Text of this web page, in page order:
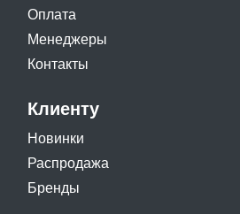
Оплата
Менеджеры
Контакты
Клиенту
Новинки
Распродажа
Бренды